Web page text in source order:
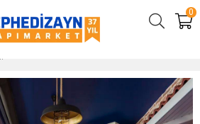
0
Nostalgia Kültür Tuğlası